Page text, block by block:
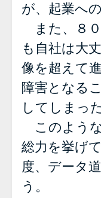
が、起業へ
また、８
も自社は大
像を超えて
障害となる
してしまっ
このよう
総力を挙げ
度、データ
う。